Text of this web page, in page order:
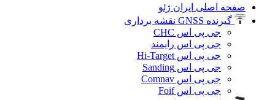
صفحه اصلی ایران ژئو
گیرنده GNSS نقشه برداری
جی پی اس CHC
جی پی اس رایمند
جی پی اس Hi-Target
جی پی اس Sanding
جی پی اس Comnav
جی پی اس Foif